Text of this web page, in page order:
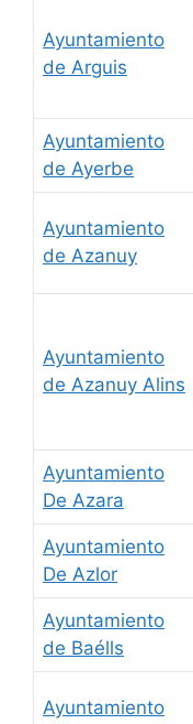
Ayuntamiento
de Arguis
Ayuntamiento
de Ayerbe
Ayuntamiento
de Azanuy
Ayuntamiento
de Azanuy Alins
Ayuntamiento
De Azara
Ayuntamiento
De Azlor
Ayuntamiento
de Baélls
Ayuntamiento